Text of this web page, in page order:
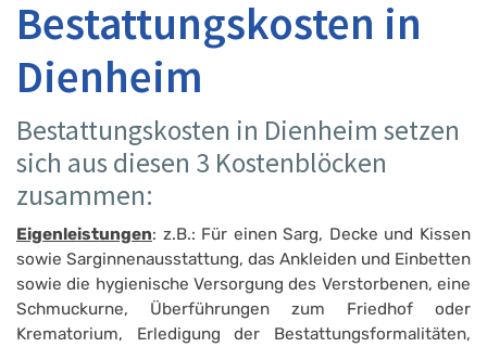
Bestattungskosten in
Dienheim
Bestattungskosten in Dienheim setzen
sich aus diesen 3 Kostenblöcken
zusammen:
Eigenleistungen: z.B.: Für einen Sarg, Decke und Kissen
sowie Sarginnenausstattung, das Ankleiden und Einbetten
sowie die hygienische Versorgung des Verstorbenen, eine
Schmuckurne, Überführungen zum Friedhof oder
Krematorium, Erledigung der Bestattungsform­alitäten,